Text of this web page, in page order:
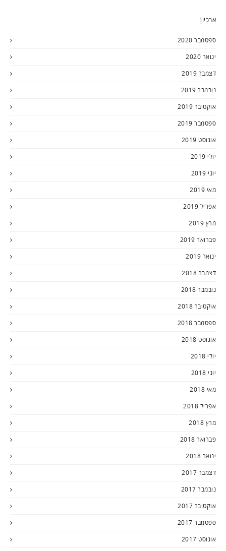
ארכיון
ספטמבר 2020
ינואר 2020
דצמבר 2019
נובמבר 2019
אוקטובר 2019
ספטמבר 2019
אוגוסט 2019
יולי 2019
יוני 2019
מאי 2019
אפריל 2019
מרץ 2019
פברואר 2019
ינואר 2019
דצמבר 2018
נובמבר 2018
אוקטובר 2018
ספטמבר 2018
אוגוסט 2018
יולי 2018
יוני 2018
מאי 2018
אפריל 2018
מרץ 2018
פברואר 2018
ינואר 2018
דצמבר 2017
נובמבר 2017
אוקטובר 2017
ספטמבר 2017
אוגוסט 2017